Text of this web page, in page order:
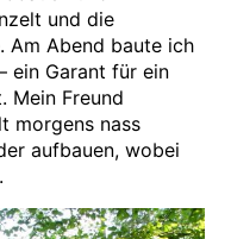
und die
Am Abend baute ich
ein Garant für ein
Mein Freund
morgens nass
aufbauen, wobei